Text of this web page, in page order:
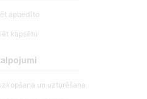
apbedīto
kapsētu
un uzturēšana